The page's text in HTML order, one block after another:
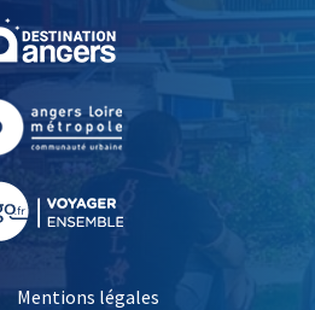
, Ouvre une nouvelle
, Ouvre une nouvelle
Mentions légales